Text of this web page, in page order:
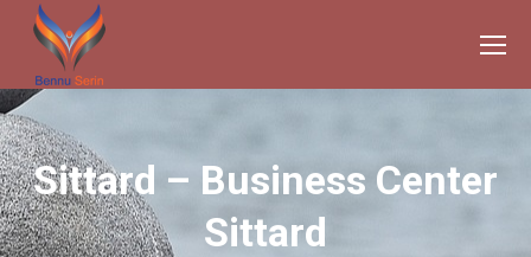
Sittard – Business Center
Sittard